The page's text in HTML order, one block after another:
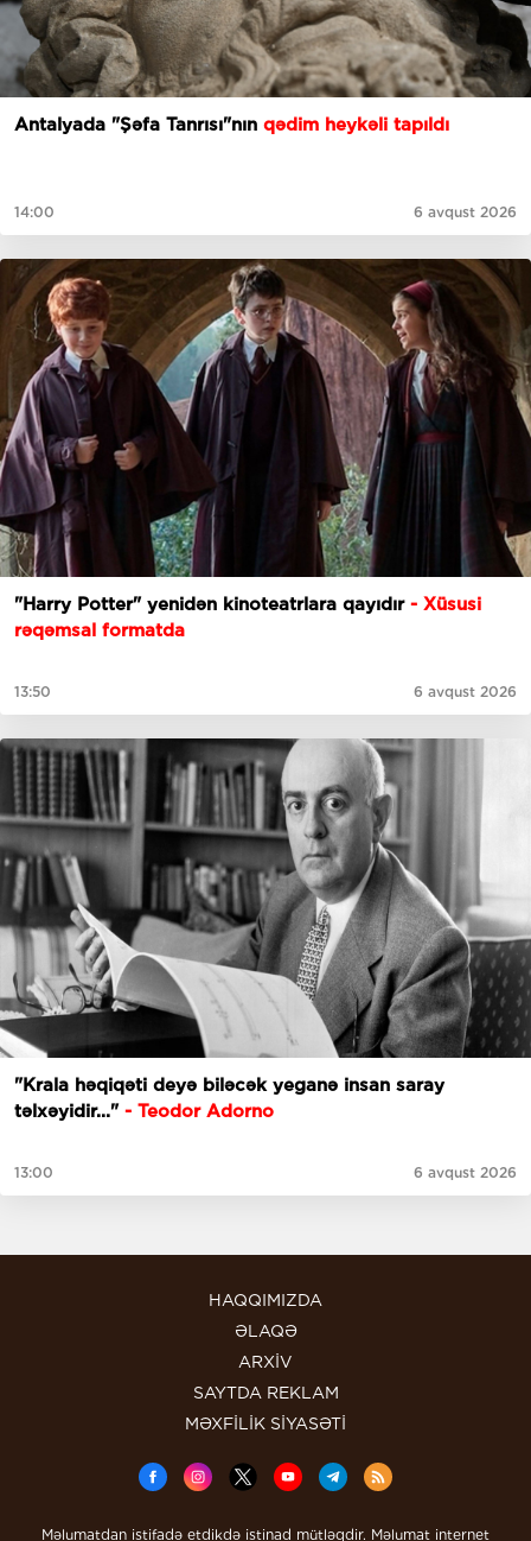
Antalyada "Şəfa Tanrısı"nın qədim heykəli tapıldı
14:00 6 avqust 2026
"Harry Potter" yenidən kinoteatrlara qayıdır - Xüsusi
rəqəmsal formatda
13:50 6 avqust 2026
"Krala həqiqəti deyə biləcək yeganə insan saray
təlxəyidir..." - Teodor Adorno
13:00 6 avqust 2026
HAQQIMIZDA
ƏLAQƏ
ARXİV
SAYTDA REKLAM
MƏXFİLİK SİYASƏTİ
Məlumatdan istifadə etdikdə istinad mütləqdir. Məlumat internet